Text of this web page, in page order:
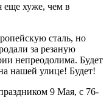
еще хуже, чем в
сталь, но
за резаную
непреодолима. Будет
нашей улице! Будет!
9 Мая, с 76-